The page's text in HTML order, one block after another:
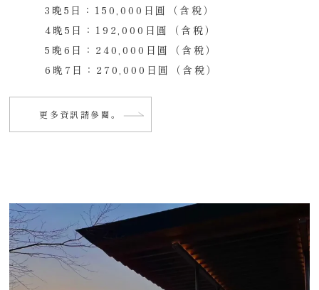
3晚5日：150,000日圓（含稅）
4晚5日：192,000日圓（含稅）
5晚6日：240,000日圓（含稅）
6晚7日：270,000日圓（含稅）
更多資訊請參閱。